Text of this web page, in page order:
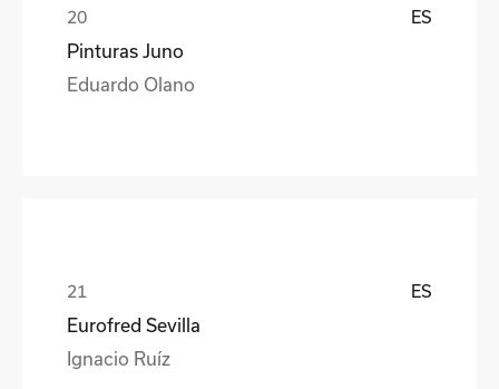
ES
Pinturas Juno
Eduardo Olano
ES
Eurofred Sevilla
Ignacio Ruíz